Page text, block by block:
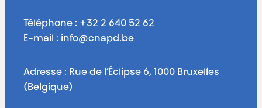
Téléphone : +32 2 640 52 62
E-mail : info@cnapd.be
Adresse : Rue de l’Éclipse 6, 1000 Bruxelles
(Belgique)